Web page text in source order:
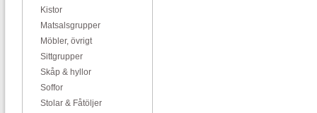
Kistor
Matsalsgrupper
Möbler, övrigt
Sittgrupper
Skåp & hyllor
Soffor
Stolar & Fåtöljer